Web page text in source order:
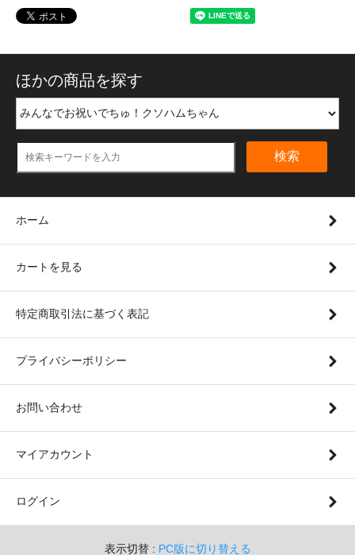
ほかの商品を探す
検索
ホーム
カートを見る
特定商取引法に基づく表記
プライバシーポリシー
お問い合わせ
マイアカウント
ログイン
表示切替 : PC版に切り替える